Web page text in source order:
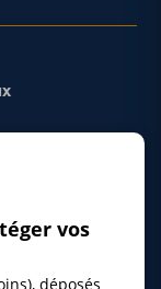
vos
déposés